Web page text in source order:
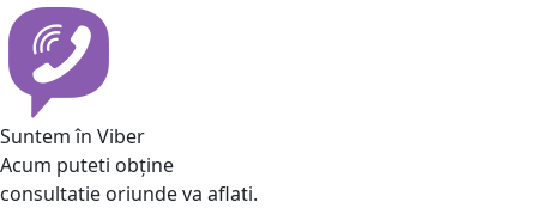
Suntem în Viber
Acum puteti obține
consultatie oriunde va aflati.